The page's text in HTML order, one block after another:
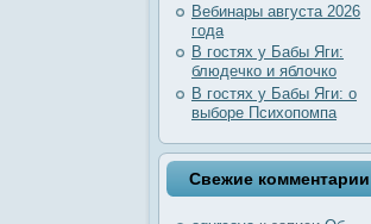
Вебинары августа 2026
года
В гостях у Бабы Яги:
блюдечко и яблочко
В гостях у Бабы Яги: о
выборе Психопомпа
Свежие комментарии